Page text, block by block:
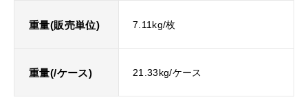
重量(販売単位) 7.11kg/枚
重量(/ケース) 21.33kg/ケース